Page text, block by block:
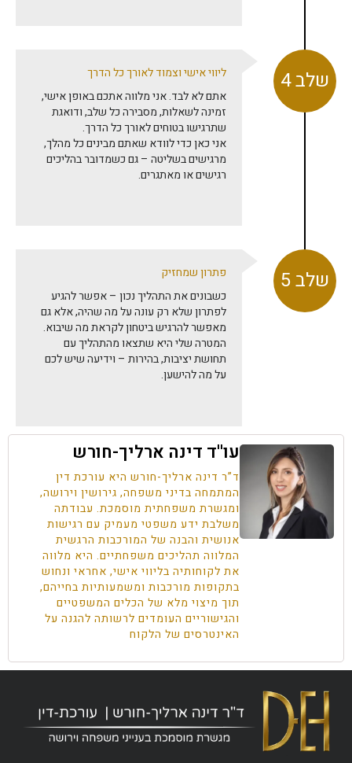
ליווי אישי וצמוד לאורך כל הדרך
אתם לא לבד. אני מלווה אתכם באופן אישי,
זמינה לשאלות, מסבירה כל שלב, ודואגת
שתרגישו בטוחים לאורך כל הדרך.
אני כאן כדי לוודא שאתם מבינים כל מהלך,
מרגישים בשליטה – גם כשמדובר בהליכים
רגישים או מאתגרים.
שלב 4
פתרון שמחזיק
כשבונים את התהליך נכון – אפשר להגיע
לפתרון שלא רק עונה על מה שהיה, אלא גם
מאפשר להרגיש ביטחון לקראת מה שיבוא.
המטרה שלי היא שתצאו מהתהליך עם
תחושת יציבות, בהירות – וידיעה שיש לכם
על מה להישען.
שלב 5
עו''ד דינה ארליך-חורש
ד”ר דינה ארליך-חורש היא עורכת דין
המתמחה בדיני משפחה, גירושין וירושה,
ומגשרת משפחתית מוסמכת. עבודתה
משלבת ידע משפטי מעמיק עם רגישות
אנושית והבנה של המורכבות הרגשית
המלווה תהליכים משפחתיים. היא מלווה
את לקוחותיה בליווי אישי, אחראי ונחוש
בתקופות מורכבות ומשמעותיות בחייהם,
תוך מיצוי מלא של הכלים המשפטיים
והגישוריים העומדים לרשותה להגנה על
האינטרסים של הלקוח